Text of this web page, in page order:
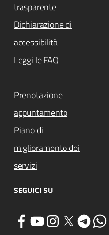
trasparente
Dichiarazione di
accessibilità
Leggi le FAQ
Prenotazione
appuntamento
Piano di
miglioramento dei
servizi
SEGUICI SU